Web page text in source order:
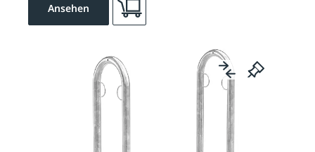
Ansehen